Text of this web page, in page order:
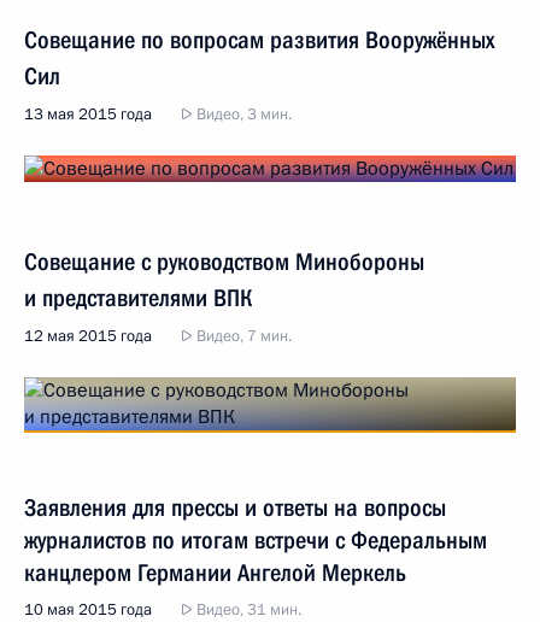
Совещание по вопросам развития Вооружённых
Сил
13 мая 2015 года Видео, 3 мин.
Совещание с руководством Минобороны
и представителями ВПК
12 мая 2015 года Видео, 7 мин.
Заявления для прессы и ответы на вопросы
журналистов по итогам встречи с Федеральным
канцлером Германии Ангелой Меркель
10 мая 2015 года Видео, 31 мин.